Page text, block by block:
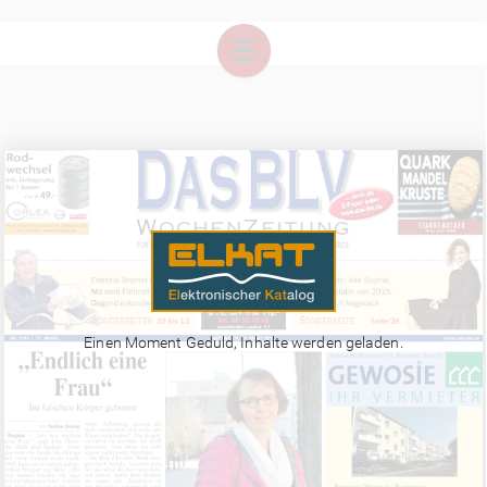
Einen Moment Geduld, Inhalte werden geladen.